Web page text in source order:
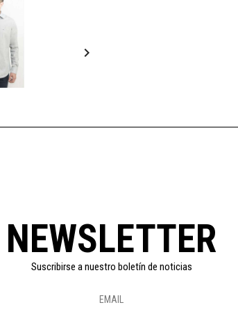

NEWSLETTER
Suscribirse a nuestro boletín de noticias